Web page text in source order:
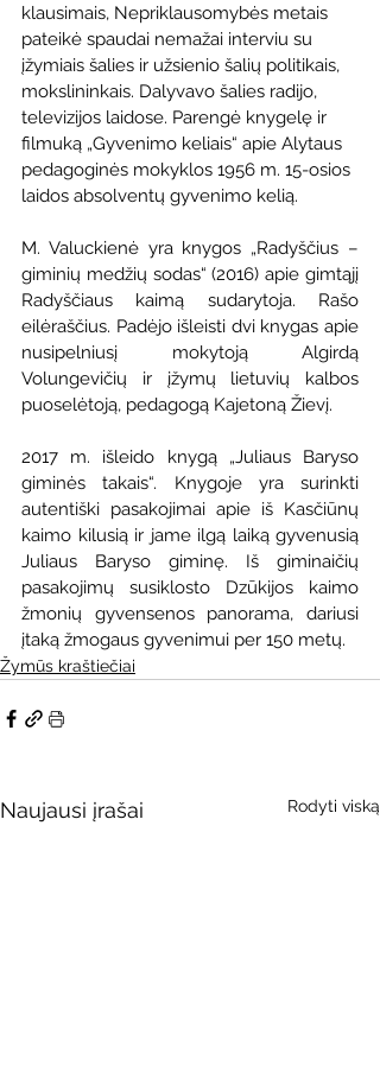
klausimais, Nepriklausomybės metais
pateikė spaudai nemažai interviu su
įžymiais šalies ir užsienio šalių politikais,
mokslininkais. Dalyvavo šalies radijo,
televizijos laidose. Parengė knygelę ir
filmuką „Gyvenimo keliais“ apie Alytaus
pedagoginės mokyklos 1956 m. 15-osios
laidos absolventų gyvenimo kelią.
M. Valuckienė yra knygos „Radyščius –
giminių medžių sodas“ (2016) apie gimtąjį
Radyščiaus kaimą sudarytoja. Rašo
eilėraščius. Padėjo išleisti dvi knygas apie
nusipelniusį mokytoją Algirdą
Volungevičių ir įžymų lietuvių kalbos
puoselėtoją, pedagogą Kajetoną Žievį.
2017 m. išleido knygą „Juliaus Baryso
giminės takais“. Knygoje yra surinkti
autentiški pasakojimai apie iš Kasčiūnų
kaimo kilusią ir jame ilgą laiką gyvenusią
Juliaus Baryso giminę. Iš giminaičių
pasakojimų susiklosto Dzūkijos kaimo
žmonių gyvensenos panorama, dariusi
įtaką žmogaus gyvenimui per 150 metų.
Žymūs kraštiečiai
Naujausi įrašai Rodyti viską